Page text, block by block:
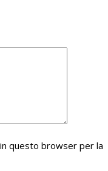
questo browser per la